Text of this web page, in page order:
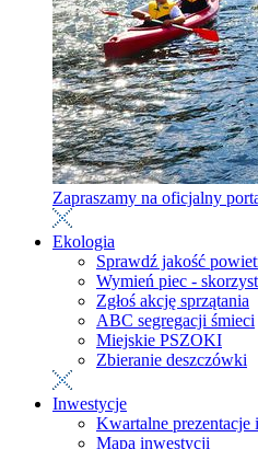
Zapraszamy na oficjalny
Ekologia
Sprawdź jakość
Wymień piec -
Zgłoś akcję sprzątania
ABC segregacji śmieci
Miejskie PSZOKI
Zbieranie deszczówki
Inwestycje
Kwartalne prezentacje
Mapa inwestycji